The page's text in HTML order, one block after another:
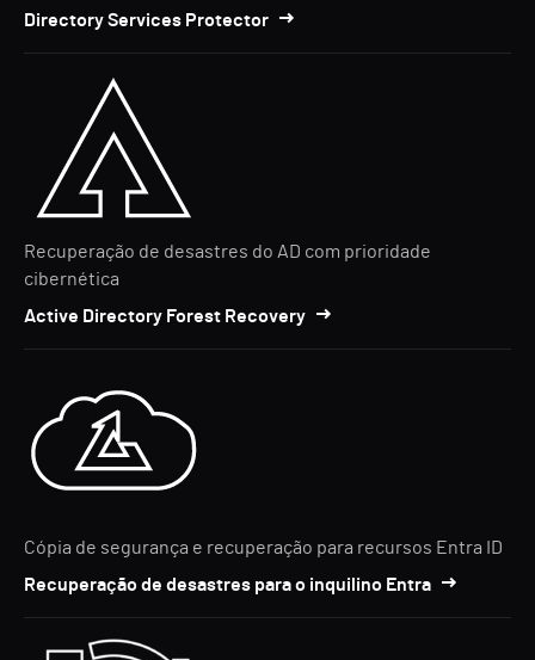
Directory Services Protector
Recuperação de desastres do AD com prioridade
cibernética
Active Directory Forest Recovery
Cópia de segurança e recuperação para recursos Entra ID
Recuperação de desastres para o inquilino Entra